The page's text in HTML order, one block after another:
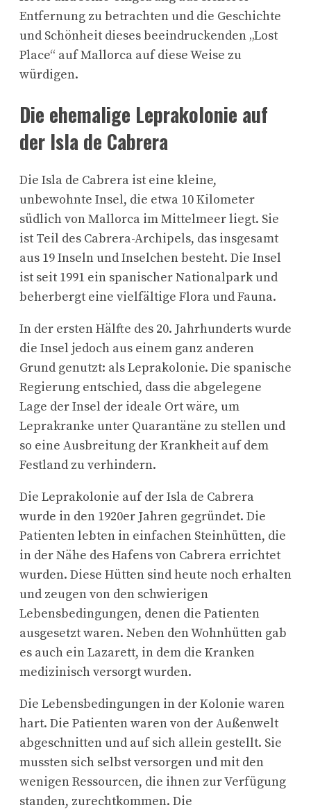
Entfernung zu betrachten und die Geschichte
und Schönheit dieses beeindruckenden „Lost
Place“ auf Mallorca auf diese Weise zu
würdigen.
Die ehemalige Leprakolonie auf
der Isla de Cabrera
Die Isla de Cabrera ist eine kleine,
unbewohnte Insel, die etwa 10 Kilometer
südlich von Mallorca im Mittelmeer liegt. Sie
ist Teil des Cabrera-Archipels, das insgesamt
aus 19 Inseln und Inselchen besteht. Die Insel
ist seit 1991 ein spanischer Nationalpark und
beherbergt eine vielfältige Flora und Fauna.
In der ersten Hälfte des 20. Jahrhunderts wurde
die Insel jedoch aus einem ganz anderen
Grund genutzt: als Leprakolonie. Die spanische
Regierung entschied, dass die abgelegene
Lage der Insel der ideale Ort wäre, um
Leprakranke unter Quarantäne zu stellen und
so eine Ausbreitung der Krankheit auf dem
Festland zu verhindern.
Die Leprakolonie auf der Isla de Cabrera
wurde in den 1920er Jahren gegründet. Die
Patienten lebten in einfachen Steinhütten, die
in der Nähe des Hafens von Cabrera errichtet
wurden. Diese Hütten sind heute noch erhalten
und zeugen von den schwierigen
Lebensbedingungen, denen die Patienten
ausgesetzt waren. Neben den Wohnhütten gab
es auch ein Lazarett, in dem die Kranken
medizinisch versorgt wurden.
Die Lebensbedingungen in der Kolonie waren
hart. Die Patienten waren von der Außenwelt
abgeschnitten und auf sich allein gestellt. Sie
mussten sich selbst versorgen und mit den
wenigen Ressourcen, die ihnen zur Verfügung
standen, zurechtkommen. Die